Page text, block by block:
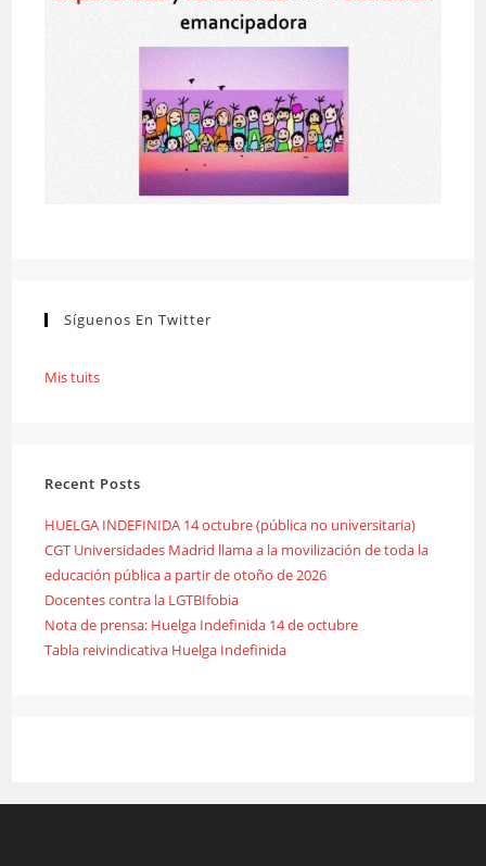
Síguenos En Twitter
Mis tuits
Recent Posts
HUELGA INDEFINIDA 14 octubre (pública no universitaria)
CGT Universidades Madrid llama a la movilización de toda la
educación pública a partir de otoño de 2026
Docentes contra la LGTBIfobia
Nota de prensa: Huelga Indefinida 14 de octubre
Tabla reivindicativa Huelga Indefinida